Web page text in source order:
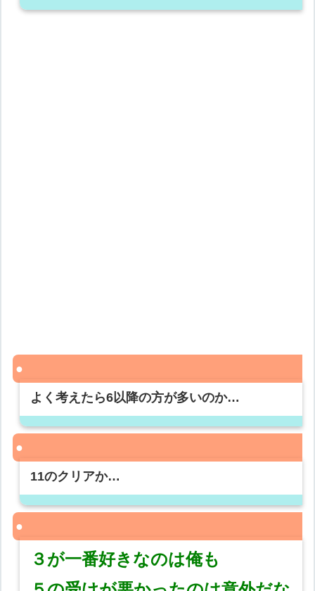
よく考えたら6以降の方が多いのか…
11のクリアか…
３が一番好きなのは俺も